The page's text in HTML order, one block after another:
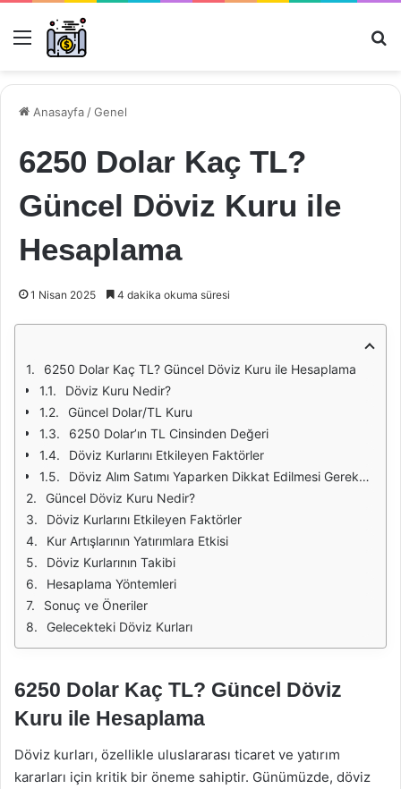
Menü
Anasayfa /Genel
6250 Dolar Kaç TL?
Güncel Döviz Kuru ile
Hesaplama
1 Nisan 2025 4 dakika okuma süresi
6250 Dolar Kaç TL? Güncel Döviz Kuru ile Hesaplama
Döviz Kuru Nedir?
Güncel Dolar/TL Kuru
6250 Dolar’ın TL Cinsinden Değeri
Döviz Kurlarını Etkileyen Faktörler
Döviz Alım Satımı Yaparken Dikkat Edilmesi Gerekenler
Güncel Döviz Kuru Nedir?
Döviz Kurlarını Etkileyen Faktörler
Kur Artışlarının Yatırımlara Etkisi
Döviz Kurlarının Takibi
Hesaplama Yöntemleri
Sonuç ve Öneriler
Gelecekteki Döviz Kurları
6250 Dolar Kaç TL? Güncel Döviz
Kuru ile Hesaplama
Döviz kurları, özellikle uluslararası ticaret ve yatırım
kararları için kritik bir öneme sahiptir. Günümüzde, döviz